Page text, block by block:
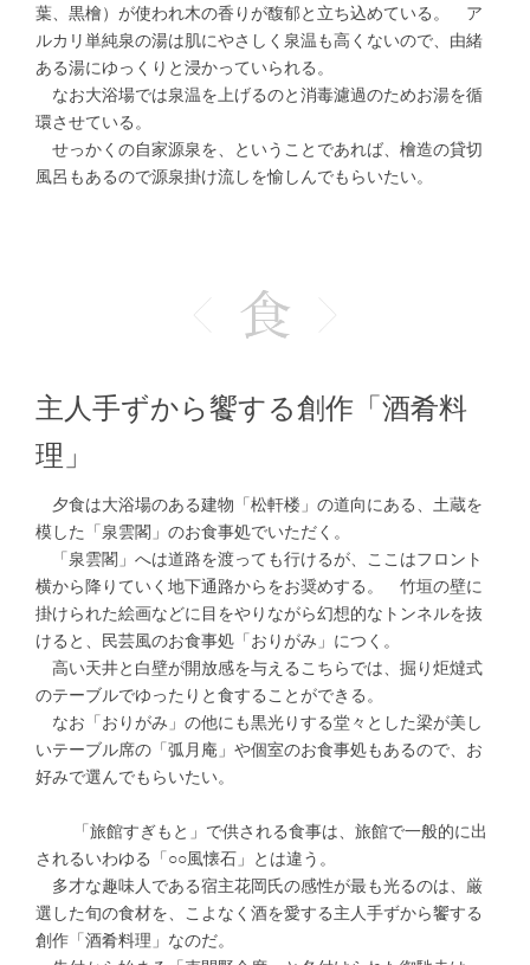
葉、黒檜）が使われ木の香りが馥郁と立ち込めている。 ア
ルカリ単純泉の湯は肌にやさしく泉温も高くないので、由緒
ある湯にゆっくりと浸かっていられる。
なお大浴場では泉温を上げるのと消毒濾過のためお湯を循
環させている。
せっかくの自家源泉を、ということであれば、檜造の貸切
風呂もあるので源泉掛け流しを愉しんでもらいたい。
主人手ずから饗する創作「酒肴料
理」
夕食は大浴場のある建物「松軒楼」の道向にある、土蔵を
模した「泉雲閣」のお食事処でいただく。
「泉雲閣」へは道路を渡っても行けるが、ここはフロント
横から降りていく地下通路からをお奨めする。 竹垣の壁に
掛けられた絵画などに目をやりながら幻想的なトンネルを抜
けると、民芸風のお食事処「おりがみ」につく。
高い天井と白壁が開放感を与えるこちらでは、掘り炬燵式
のテーブルでゆったりと食することができる。
なお「おりがみ」の他にも黒光りする堂々とした梁が美し
いテーブル席の「弧月庵」や個室のお食事処もあるので、お
好みで選んでもらいたい。
「旅館すぎもと」で供される食事は、旅館で一般的に出
されるいわゆる「○○風懐石」とは違う。
多才な趣味人である宿主花岡氏の感性が最も光るのは、厳
選した旬の食材を、こよなく酒を愛する主人手ずから饗する
創作「酒肴料理」なのだ。